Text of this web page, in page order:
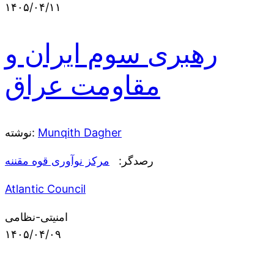
۱۴۰۵/۰۴/۱۱
رهبری سوم ایران و
مقاومت عراق
نوشته: Munqith Dagher
رصدگر: مرکز نوآوری قوه مقننه
Atlantic Council
امنیتی-نظامی
۱۴۰۵/۰۴/۰۹